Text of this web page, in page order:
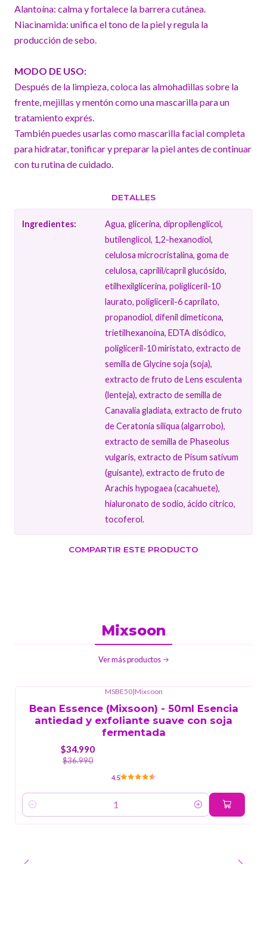
Alantoína: calma y fortalece la barrera cutánea.
Niacinamida: unifica el tono de la piel y regula la
producción de sebo.
MODO DE USO:
Después de la limpieza, coloca las almohadillas sobre la
frente, mejillas y mentón como una mascarilla para un
tratamiento exprés.
También puedes usarlas como mascarilla facial completa
para hidratar, tonificar y preparar la piel antes de continuar
con tu rutina de cuidado.
DETALLES
Ingredientes:
Agua, glicerina, dipropilenglicol,
butilenglicol, 1,2-hexanodiol,
celulosa microcristalina, goma de
celulosa, caprilil/capril glucósido,
etilhexilglicerina, poligliceril-10
laurato, poligliceril-6 caprilato,
propanodiol, difenil dimeticona,
trietilhexanoína, EDTA disódico,
poligliceril-10 miristato, extracto de
semilla de Glycine soja (soja),
extracto de fruto de Lens esculenta
(lenteja), extracto de semilla de
Canavalia gladiata, extracto de fruto
de Ceratonia siliqua (algarrobo),
extracto de semilla de Phaseolus
vulgaris, extracto de Pisum sativum
(guisante), extracto de fruto de
Arachis hypogaea (cacahuete),
hialuronato de sodio, ácido cítrico,
tocoferol.
COMPARTIR ESTE PRODUCTO
Mixsoon
Ver más productos
MSBE50|Mixsoon
Bean Essence (Mixsoon) - 50ml Esencia
antiedad y exfoliante suave con soja
fermentada
$34.990
$36.990
4.5
Cantidad